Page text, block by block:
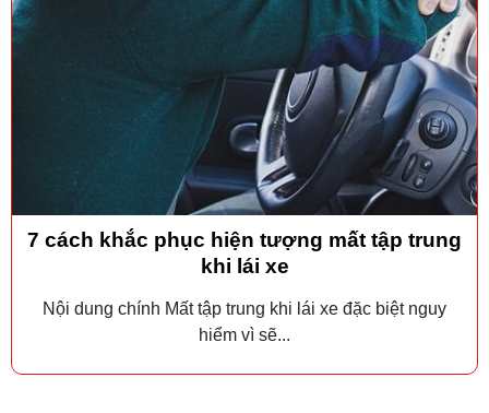
7 cách khắc phục hiện tượng mất tập trung
khi lái xe
Nội dung chính Mất tập trung khi lái xe đặc biệt nguy
hiểm vì sẽ...